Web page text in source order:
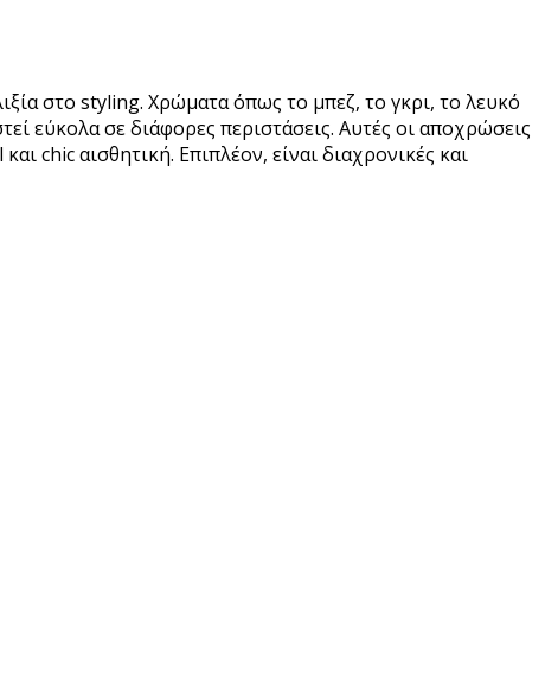
στο styling. Χρώματα όπως το μπεζ, το γκρι, το λευκό
εύκολα σε διάφορες περιστάσεις. Αυτές οι αποχρώσεις
chic αισθητική. Επιπλέον, είναι διαχρονικές και